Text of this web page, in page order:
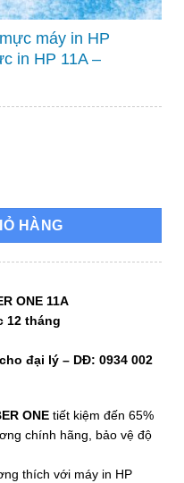
máy in HP
in HP 11A –
in HP 2400/2410/2420/
HÀNG
ONE 11A
12 tháng
đại lý – DĐ: 0934 002
ONE tiết kiệm đến 65%
chính hãng, bảo vệ độ
thích với máy in HP